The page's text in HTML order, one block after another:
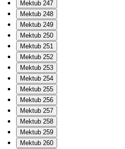
Mektub 247
Mektub 248
Mektub 249
Mektub 250
Mektub 251
Mektub 252
Mektub 253
Mektub 254
Mektub 255
Mektub 256
Mektub 257
Mektub 258
Mektub 259
Mektub 260